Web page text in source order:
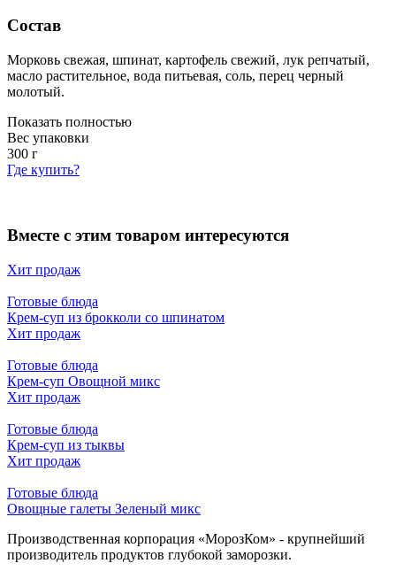
Состав
Морковь свежая, шпинат, картофель свежий, лук репчатый,
масло растительное, вода питьевая, соль, перец черный
молотый.
Показать полностью
Вес упаковки
300 г
Где купить?
Вместе с этим товаром интересуются
Хит продаж
Готовые блюда
Крем-суп из брокколи со шпинатом
Хит продаж
Готовые блюда
Крем-суп Овощной микс
Хит продаж
Готовые блюда
Крем-суп из тыквы
Хит продаж
Готовые блюда
Овощные галеты Зеленый микс
Производственная корпорация «МорозКом» - крупнейший
производитель продуктов глубокой заморозки.